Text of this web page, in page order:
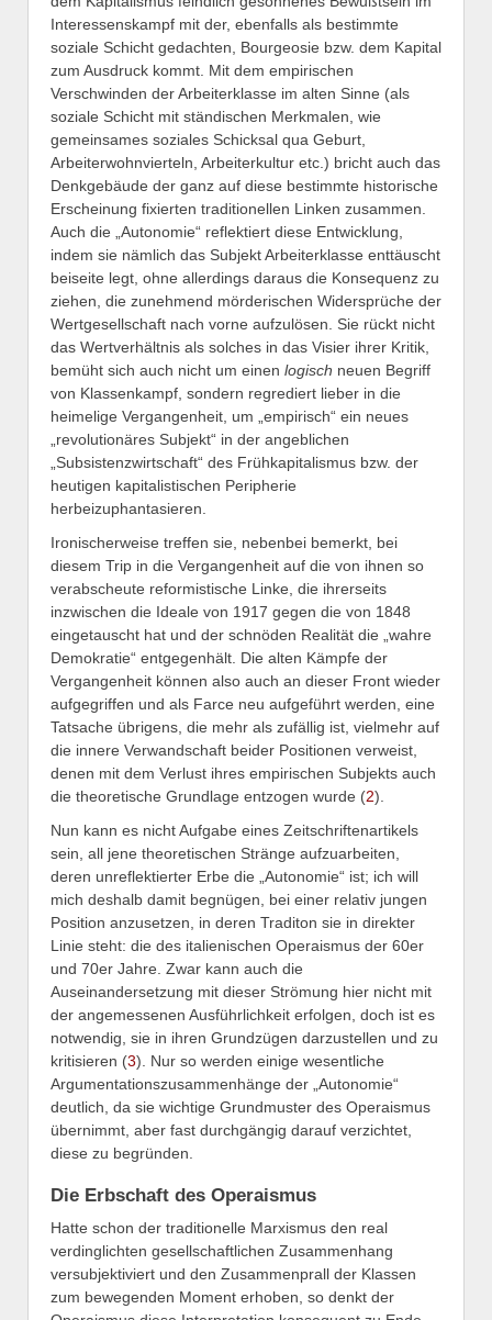
Interessenskampf mit der, ebenfalls als bestimmte
soziale Schicht gedachten, Bourgeosie bzw. dem Kapital
zum Ausdruck kommt. Mit dem empirischen
Verschwinden der Arbeiterklasse im alten Sinne (als
soziale Schicht mit ständischen Merkmalen, wie
gemeinsames soziales Schicksal qua Geburt,
Arbeiterwohnvierteln, Arbeiterkultur etc.) bricht auch das
Denkgebäude der ganz auf diese bestimmte historische
Erscheinung fixierten traditionellen Linken zusammen.
Auch die „Autonomie“ reflektiert diese Entwicklung,
indem sie nämlich das Subjekt Arbeiterklasse enttäuscht
beiseite legt, ohne allerdings daraus die Konsequenz zu
ziehen, die zunehmend mörderischen Widersprüche der
Wertgesellschaft nach vorne aufzulösen. Sie rückt nicht
das Wertverhältnis als solches in das Visier ihrer Kritik,
bemüht sich auch nicht um einen logisch neuen Begriff
von Klassenkampf, sondern regrediert lieber in die
heimelige Vergangenheit, um „empirisch“ ein neues
„revolutionäres Subjekt“ in der angeblichen
„Subsistenzwirtschaft“ des Frühkapitalismus bzw. der
heutigen kapitalistischen Peripherie
herbeizuphantasieren.
Ironischerweise treffen sie, nebenbei bemerkt, bei
diesem Trip in die Vergangenheit auf die von ihnen so
verabscheute reformistische Linke, die ihrerseits
inzwischen die Ideale von 1917 gegen die von 1848
eingetauscht hat und der schnöden Realität die „wahre
Demokratie“ entgegenhält. Die alten Kämpfe der
Vergangenheit können also auch an dieser Front wieder
aufgegriffen und als Farce neu aufgeführt werden, eine
Tatsache übrigens, die mehr als zufällig ist, vielmehr auf
die innere Verwandschaft beider Positionen verweist,
denen mit dem Verlust ihres empirischen Subjekts auch
die theoretische Grundlage entzogen wurde (2).
Nun kann es nicht Aufgabe eines Zeitschriftenartikels
sein, all jene theoretischen Stränge aufzuarbeiten,
deren unreflektierter Erbe die „Autonomie“ ist; ich will
mich deshalb damit begnügen, bei einer relativ jungen
Position anzusetzen, in deren Traditon sie in direkter
Linie steht: die des italienischen Operaismus der 60er
und 70er Jahre. Zwar kann auch die
Auseinandersetzung mit dieser Strömung hier nicht mit
der angemessenen Ausführlichkeit erfolgen, doch ist es
notwendig, sie in ihren Grundzügen darzustellen und zu
kritisieren (3). Nur so werden einige wesentliche
Argumentationszusammenhänge der „Autonomie“
deutlich, da sie wichtige Grundmuster des Operaismus
übernimmt, aber fast durchgängig darauf verzichtet,
diese zu begründen.
Die Erbschaft des Operaismus
Hatte schon der traditionelle Marxismus den real
verdinglichten gesellschaftlichen Zusammenhang
versubjektiviert und den Zusammenprall der Klassen
zum bewegenden Moment erhoben, so denkt der